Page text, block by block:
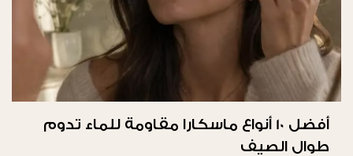
أفضل 10 أنواع ماسكارا مقاومة للماء تدوم
طوال الصيف